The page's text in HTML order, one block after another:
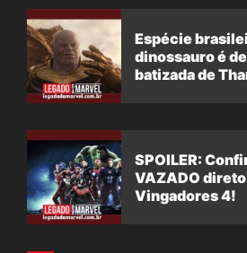
Espécie
dinossauro é
batizada de
SPOILER:
VAZADO
Vingadores 4!